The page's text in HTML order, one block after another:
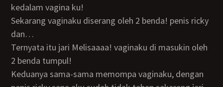
kedalam vagina ku!
sekarang vaginaku diserang oleh 2 benda! penis ricky
dan…
ternyata itu jari Melisaaaa! vaginaku di masukin oleh
2 benda tumpul!
keduanya sama-sama memompa vaginaku, dengan